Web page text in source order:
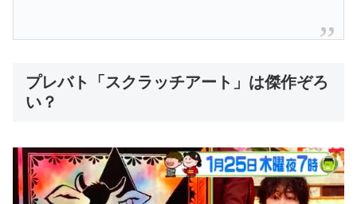
プレバト「スクラッチアート」は傑作ぞろ
い？